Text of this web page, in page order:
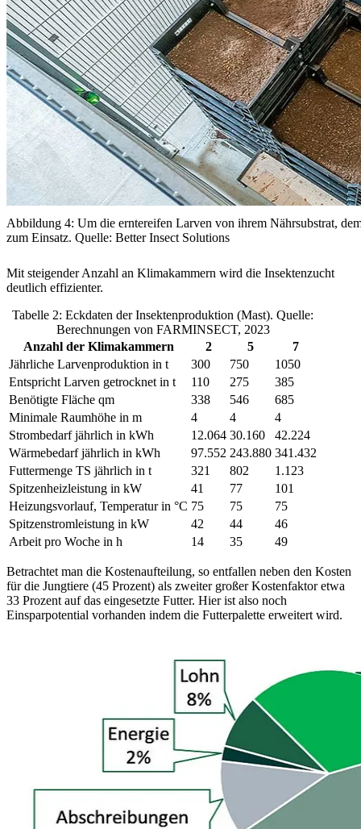
Abbildung 4: Um die erntereifen Larven von ihrem Nährsubstrat,
zum Einsatz. Quelle: Better Insect Solutions
Mit steigender Anzahl an Klimakammern wird die Insektenzucht
deutlich effizienter.
Tabelle 2: Eckdaten der Insektenproduktion (Mast). Quelle:
Berechnungen von FARMINSECT, 2023
Anzahl der Klimakammern
2 5
7
Jährliche Larvenproduktion in t
300 750
1050
Entspricht Larven getrocknet in t
110 275
385
Benötigte Fläche qm
338 546
685
Minimale Raumhöhe in m
4 4
4
Strombedarf jährlich in kWh
12.064 30.160
42.224
Wärmebedarf jährlich in kWh
97.552 243.880 341.432
Futtermenge TS jährlich in t
321 802
1.123
Spitzenheizleistung in kW
41 77
101
Heizungsvorlauf, Temperatur in °C 75 75
75
Spitzenstromleistung in kW
42 44
46
Arbeit pro Woche in h
14 35 49
Betrachtet man die Kostenaufteilung, so entfallen neben den Kosten
für die Jungtiere (45 Prozent) als zweiter großer Kostenfaktor etwa
33 Prozent auf das eingesetzte Futter. Hier ist also noch
Einsparpotential vorhanden indem die Futterpalette erweitert wird.